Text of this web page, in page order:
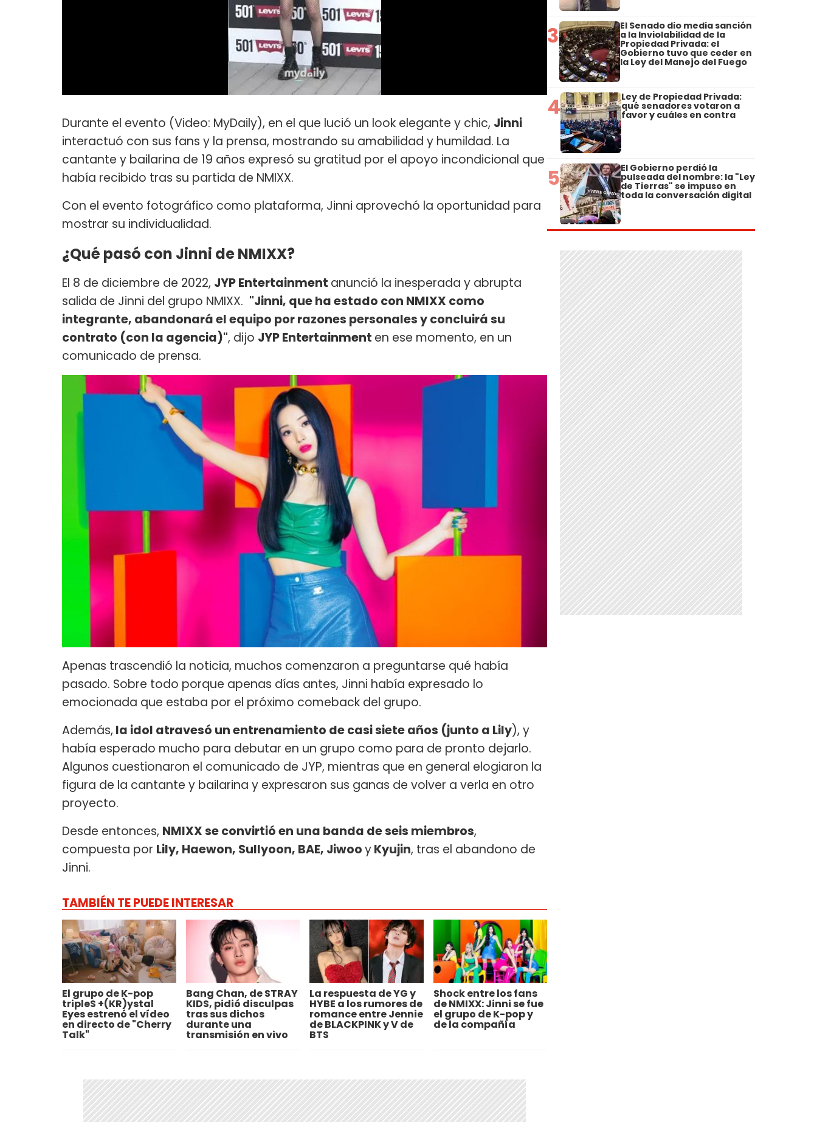
Durante el evento (Video: MyDaily), en el que lució un look elegante y chic, Jinni
interactuó con sus fans y la prensa, mostrando su amabilidad y humildad. La
cantante y bailarina de 19 años expresó su gratitud por el apoyo incondicional que
había recibido tras su partida de NMIXX.
Con el evento fotográfico como plataforma, Jinni aprovechó la oportunidad para
mostrar su individualidad.
¿Qué pasó con Jinni de NMIXX?
El 8 de diciembre de 2022, JYP Entertainment anunció la inesperada y abrupta
salida de Jinni del grupo NMIXX. "Jinni, que ha estado con NMIXX como
integrante, abandonará el equipo por razones personales y concluirá su
contrato (con la agencia)", dijo JYP Entertainment en ese momento, en un
comunicado de prensa.
Apenas trascendió la noticia, muchos comenzaron a preguntarse qué había
pasado. Sobre todo porque apenas días antes, Jinni había expresado lo
emocionada que estaba por el próximo comeback del grupo.
Además, la idol atravesó un entrenamiento de casi siete años (junto a Lily), y
había esperado mucho para debutar en un grupo como para de pronto dejarlo.
Algunos cuestionaron el comunicado de JYP, mientras que en general elogiaron la
figura de la cantante y bailarina y expresaron sus ganas de volver a verla en otro
proyecto.
Desde entonces, NMIXX se convirtió en una banda de seis miembros,
compuesta por Lily, Haewon, Sullyoon, BAE, JiwooyKyujin, tras el abandono de
Jinni.
TAMBIÉN TE PUEDE INTERESAR
El grupo de K-pop
tripleS +(KR)ystal
Eyes estrenó el vídeo
en directo de "Cherry
Talk"
Bang Chan, de STRAY
KIDS, pidió disculpas
tras sus dichos
durante una
transmisión en vivo
La respuesta de YG y
HYBE a los rumores de
romance entre Jennie
de BLACKPINK y V de
BTS
Shock entre los fans
de NMIXX: Jinni se fue
el grupo de K-pop y
de la compañía
3 El Senado dio media sanción
a la Inviolabilidad de la
Propiedad Privada: el
Gobierno tuvo que ceder en
la Ley del Manejo del Fuego
4 Ley de Propiedad Privada:
qué senadores votaron a
favor y cuáles en contra
5 El Gobierno perdió la
pulseada del nombre: la "Ley
de Tierras" se impuso en
toda la conversación digital